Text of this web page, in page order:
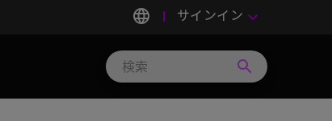
language サインイン keyboard_arrow_down
search